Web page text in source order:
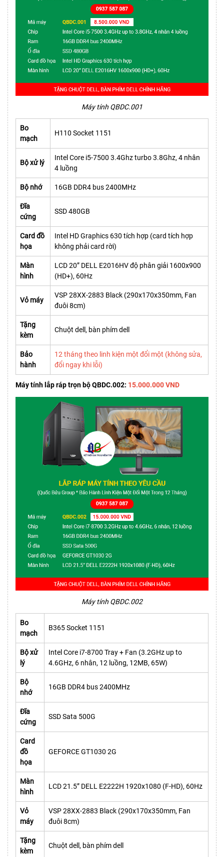
Máy tính QBDC.001
Bo
mạch
H110 Socket 1151
Bộ xử lý
Intel Core i5-7500 3.4Ghz turbo 3.8Ghz, 4 nhân
4 luồng
Bộ nhớ 16GB DDR4 bus 2400MHz
Đĩa
cứng
SSD 480GB
Card đồ
họa
Intel HD Graphics 630 tích hợp (card tích hợp
không phải card rời)
Màn
hình
LCD 20” DELL E2016HV độ phân giải 1600x900
(HD+), 60Hz
Vỏ máy
VSP 28XX-2883 Black (290x170x350mm, Fan
đuôi 8cm)
Tặng
kèm
Chuột dell, bàn phím dell
Bảo
hành
12 tháng theo linh kiện một đổi một (không sửa,
đổi ngay khi lỗi)
Máy tính lắp ráp trọn bộ QBDC.002: 15.000.000 VND
Máy tính QBDC.002
Bo
mạch
B365 Socket 1151
Bộ xử
lý
Intel Core i7-8700 Tray + Fan (3.2GHz up to
4.6GHz, 6 nhân, 12 luồng, 12MB, 65W)
Bộ
nhớ
16GB DDR4 bus 2400MHz
Đĩa
cứng
SSD Sata 500G
Card
đồ
họa
GEFORCE GT1030 2G
Màn
hình
LCD 21.5” DELL E2222H 1920x1080 (F-HD), 60Hz
Vỏ
máy
VSP 28XX-2883 Black (290x170x350mm, Fan
đuôi 8cm)
Tặng
kèm
Chuột dell, bàn phím dell